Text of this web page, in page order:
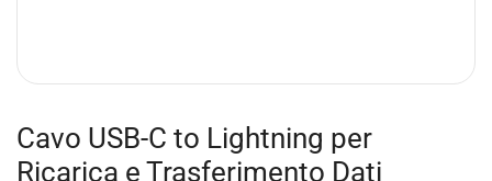
Cavo USB-C to Lightning per
Ricarica e Trasferimento Dati